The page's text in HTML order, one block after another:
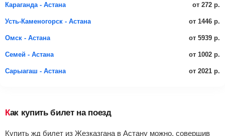
Караганда - Астана от 272 р.
Усть-Каменогорск - Астана от 1446 р.
Омск - Астана от 5939 р.
Семей - Астана от 1002 р.
Сарыагаш - Астана от 2021 р.
Как купить билет на поезд
Купить жд билет из Жезказгана в Астану можно, совершив